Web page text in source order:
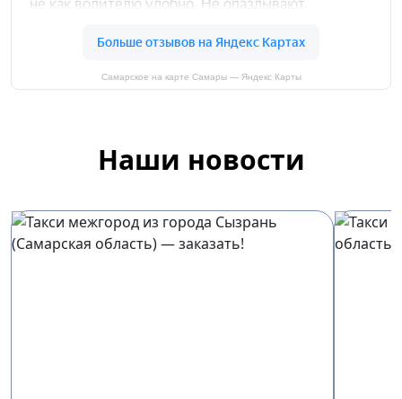
Самарское на карте Самары — Яндекс Карты
Наши новости